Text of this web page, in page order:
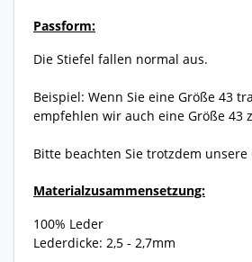
Passform:
Die Stiefel fallen normal aus.
Beispiel: Wenn Sie eine Größe 43
empfehlen wir auch eine Größe 43
Bitte beachten Sie trotzdem unsere
Materialzusammensetzung:
100% Leder
Lederdicke: 2,5 - 2,7mm